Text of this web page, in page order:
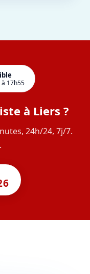
17h55
à Liers ?
24h/24, 7j/7.